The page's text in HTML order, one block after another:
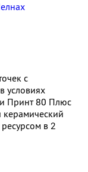
с
условиях
Принт 80 Плюс
керамический
в 2